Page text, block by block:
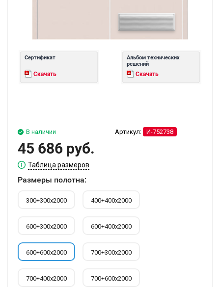
Сертификат
Скачать
Альбом технических
решений
Скачать
Артикул: И-752738
В наличии
45 686 руб.
Таблица размеров
Размеры полотна:
300+300х2000 400+400х2000
600+300х2000 600+400х2000
600+600х2000 700+300х2000
700+400х2000 700+600х2000